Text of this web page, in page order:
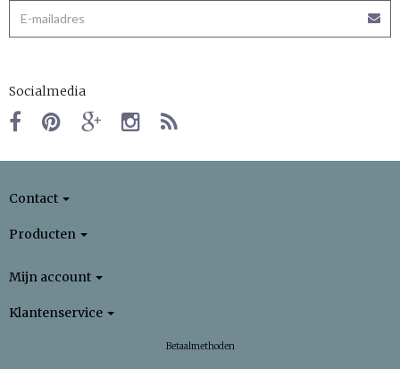
Socialmedia
Contact
Producten
Mijn account
Klantenservice
Betaalmethoden